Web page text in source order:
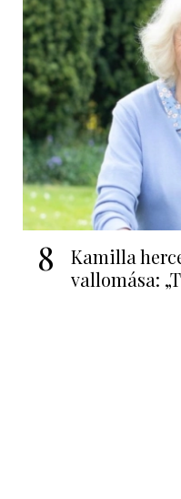
8
Kamilla
vallomása: